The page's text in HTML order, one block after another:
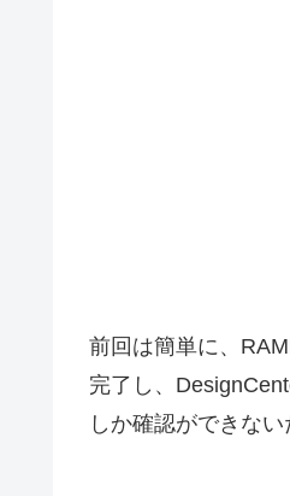
前回は簡単に、
完了し、
しか確認ができな